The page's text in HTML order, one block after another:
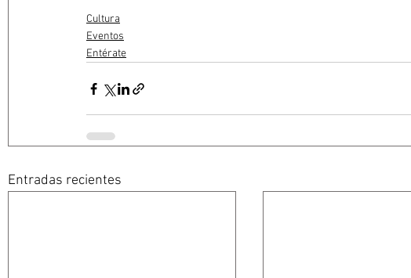
Cultura
Eventos
Entérate
Entradas recientes